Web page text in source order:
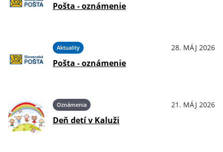
Pošta - oznámenie
Aktuality 28. MÁJ 2026
Pošta - oznámenie
Oznámenia 21. MÁJ 2026
Deň detí v Kaluži